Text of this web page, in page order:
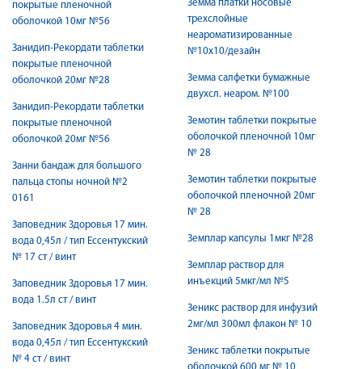
покрытые пленочной
оболочкой 10мг №56
Занидип-Рекордати таблетки
покрытые пленочной
оболочкой 20мг №28
Занидип-Рекордати таблетки
покрытые пленочной
оболочкой 20мг №56
Занни бандаж для большого
пальца стопы ночной №2
0161
Заповедник Здоровья 17 мин.
вода 0,45л / тип Ессентукский
№ 17 ст / винт
Заповедник Здоровья 17 мин.
вода 1.5л ст / винт
Заповедник Здоровья 4 мин.
вода 0,45л / тип Ессентукский
№ 4 ст / винт
Земма платки носовые
трехслойные
неароматизированные
№10х10/дезайн
Земма салфетки бумажные
двухсл. неаром. №100
Земотин таблетки покрытые
оболочкой пленочной 10мг
№ 28
Земотин таблетки покрытые
оболочкой пленочной 20мг
№ 28
Земплар капсулы 1мкг №28
Земплар раствор для
инъекций 5мкг/мл №5
Зеникс раствор для инфузий
2мг/мл 300мл флакон № 10
Зеникс таблетки покрытые